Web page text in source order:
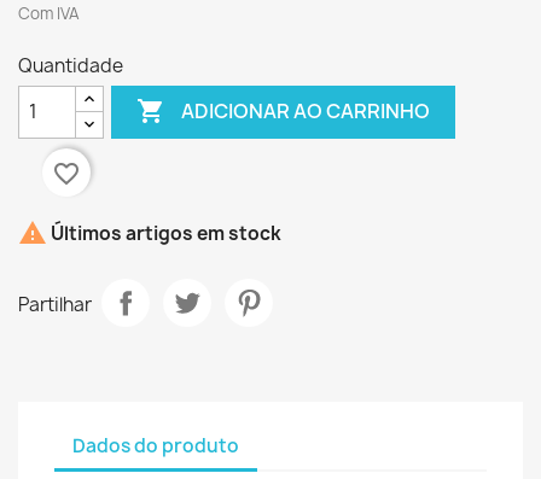
Com IVA
Quantidade
 ADICIONAR AO CARRINHO
favorite_border
 Últimos artigos em stock
Partilhar
Dados do produto